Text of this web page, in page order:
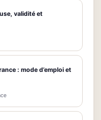
validité et
: mode d’emploi et